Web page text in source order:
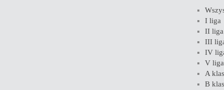
I liga
II liga
III
IV
V liga
A
B